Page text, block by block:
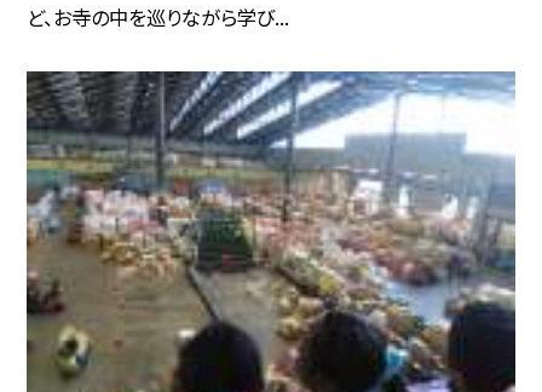
ど、お寺の中を巡りながら学び...